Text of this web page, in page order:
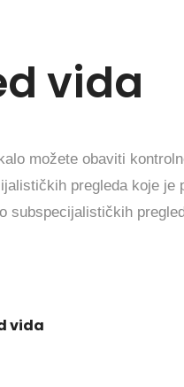
vida
možete obaviti
pregleda koje je
subspecijalističkih
vida